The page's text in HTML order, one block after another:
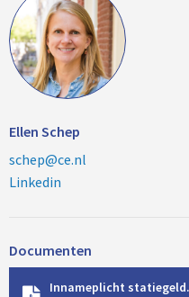
Ellen Schep
schep@ce.nl
Linkedin
Documenten
Innameplicht